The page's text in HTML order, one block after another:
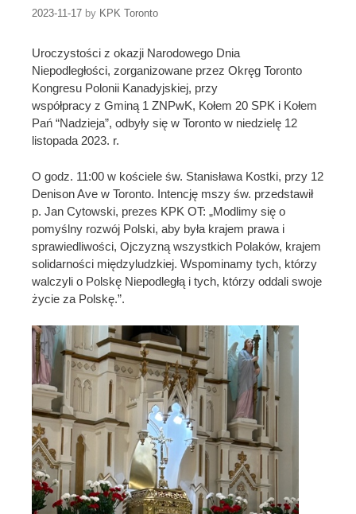
2023-11-17 by KPK Toronto
Uroczystości z okazji Narodowego Dnia
Niepodległości, zorganizowane przez Okręg Toronto
Kongresu Polonii Kanadyjskiej, przy
współpracy z Gminą 1 ZNPwK, Kołem 20 SPK i Kołem
Pań “Nadzieja”, odbyły się w Toronto w niedzielę 12
listopada 2023. r.
O godz. 11:00 w kościele św. Stanisława Kostki, przy 12
Denison Ave w Toronto. Intencję mszy św. przedstawił
p. Jan Cytowski, prezes KPK OT: „Modlimy się o
pomyślny rozwój Polski, aby była krajem prawa i
sprawiedliwości, Ojczyzną wszystkich Polaków, krajem
solidarności międzyludzkiej. Wspominamy tych, którzy
walczyli o Polskę Niepodległą i tych, którzy oddali swoje
życie za Polskę.”.